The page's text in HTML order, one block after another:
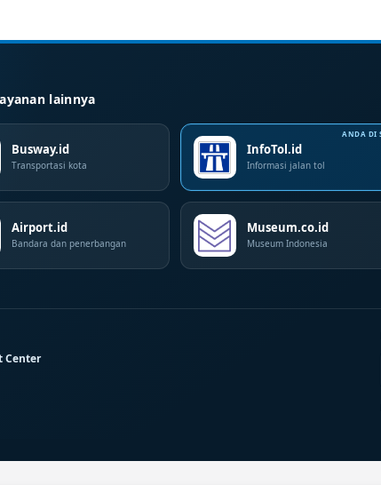
lainnya
Busway.id
Transportasi kota
InfoTol.id
Informasi jalan tol
Airport.id
Bandara dan penerbangan
Museum.co.id
Museum Indonesia
Center